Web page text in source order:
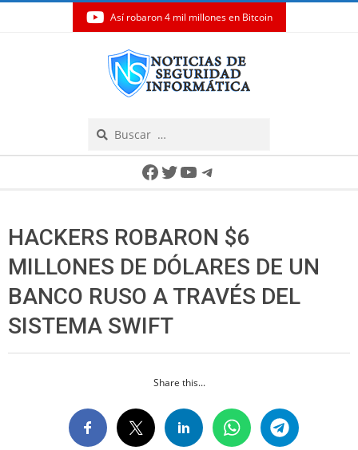
Así robaron 4 mil millones en Bitcoin
Facebook
Twitter
YouTube
Telegram
HACKERS ROBARON $6
MILLONES DE DÓLARES DE UN
BANCO RUSO A TRAVÉS DEL
SISTEMA SWIFT
Share this...